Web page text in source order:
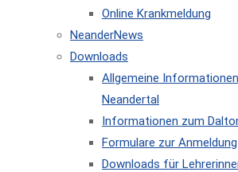
Online Krankmeldung
NeanderNews
Downloads
Allgemeine
Neandertal
Informationen zum
Formulare zur Anmeldung
Downloads für